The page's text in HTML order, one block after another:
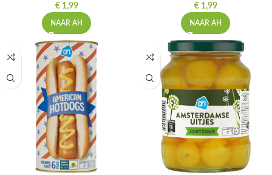
€1,99
NAAR AH
€1,99
NAAR AH